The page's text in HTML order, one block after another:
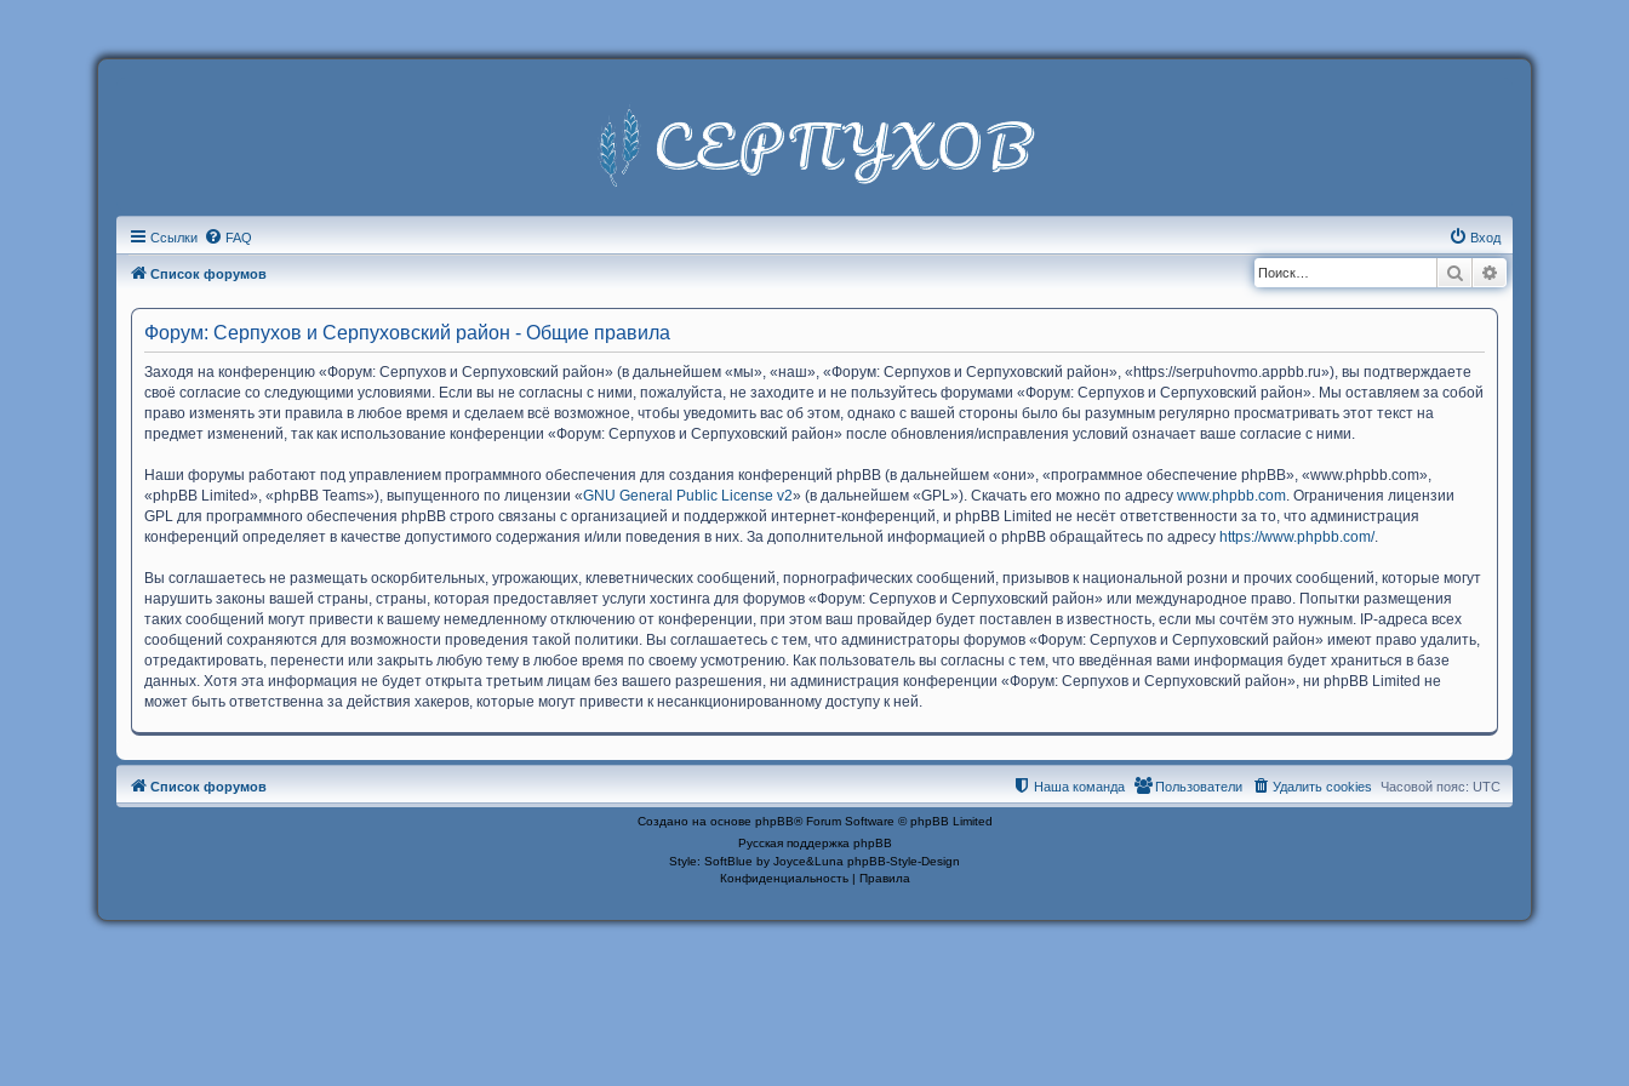
Ссылки FAQ Вход
Список форумов Поиск
Форум: Серпухов и Серпуховский район - Общие правила
Заходя на конференцию «Форум: Серпухов и Серпуховский район» (в дальнейшем «мы», «наш», «Форум: Серпухов и Серпуховский район», «https://serpuhovmo.appbb.ru»), вы подтверждаете
своё согласие со следующими условиями. Если вы не согласны с ними, пожалуйста, не заходите и не пользуйтесь форумами «Форум: Серпухов и Серпуховский район». Мы оставляем за собой
право изменять эти правила в любое время и сделаем всё возможное, чтобы уведомить вас об этом, однако с вашей стороны было бы разумным регулярно просматривать этот текст на
предмет изменений, так как использование конференции «Форум: Серпухов и Серпуховский район» после обновления/исправления условий означает ваше согласие с ними.
Наши форумы работают под управлением программного обеспечения для создания конференций phpBB (в дальнейшем «они», «программное обеспечение phpBB», «www.phpbb.com»,
«phpBB Limited», «phpBB Teams»), выпущенного по лицензии «GNU General Public License v2» (в дальнейшем «GPL»). Скачать его можно по адресу www.phpbb.com. Ограничения лицензии
GPL для программного обеспечения phpBB строго связаны с организацией и поддержкой интернет-конференций, и phpBB Limited не несёт ответственности за то, что администрация
конференций определяет в качестве допустимого содержания и/или поведения в них. За дополнительной информацией о phpBB обращайтесь по адресу https://www.phpbb.com/.
Вы соглашаетесь не размещать оскорбительных, угрожающих, клеветнических сообщений, порнографических сообщений, призывов к национальной розни и прочих сообщений, которые могут
нарушить законы вашей страны, страны, которая предоставляет услуги хостинга для форумов «Форум: Серпухов и Серпуховский район» или международное право. Попытки размещения
таких сообщений могут привести к вашему немедленному отключению от конференции, при этом ваш провайдер будет поставлен в известность, если мы сочтём это нужным. IP-адреса всех
сообщений сохраняются для возможности проведения такой политики. Вы соглашаетесь с тем, что администраторы форумов «Форум: Серпухов и Серпуховский район» имеют право удалить,
отредактировать, перенести или закрыть любую тему в любое время по своему усмотрению. Как пользователь вы согласны с тем, что введённая вами информация будет храниться в базе
данных. Хотя эта информация не будет открыта третьим лицам без вашего разрешения, ни администрация конференции «Форум: Серпухов и Серпуховский район», ни phpBB Limited не
может быть ответственна за действия хакеров, которые могут привести к несанкционированному доступу к ней.
Список форумов Часовой пояс: UTC
Удалить cookies
Пользователи
Наша команда
Создано на основе phpBB® Forum Software © phpBB Limited
Русская поддержка phpBB
Style: SoftBlue by Joyce&Luna phpBB-Style-Design
Конфиденциальность| Правила